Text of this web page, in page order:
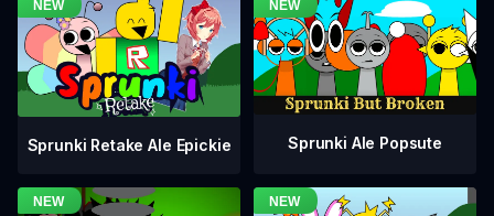
Sprunki Retake Ale Epickie Sprunki Ale Popsute